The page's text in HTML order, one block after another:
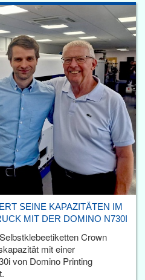
SEINE KAPAZITÄTEN IM
MIT DER DOMINO N730I
Crown
mit einer
von Domino Printing